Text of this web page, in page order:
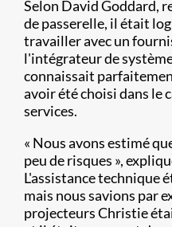
Selon David Goddard,
de passerelle, il était
travailler avec un
l'intégrateur de
connaissait
avoir été choisi dans le
services.
« Nous avons estimé
peu de risques »,
L'assistance technique
mais nous savions par
projecteurs Christie